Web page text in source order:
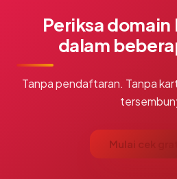
Periksa
dalam
Tanpa pendaftaran. Tanpa
Mulai cek